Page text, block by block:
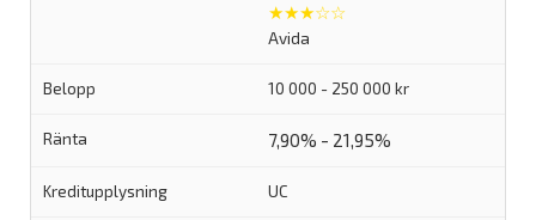
★★★☆☆
Avida
10 000 - 250 000 kr
7,90% - 21,95%
UC